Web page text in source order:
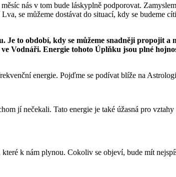
nás v tom bude láskyplně podporovat.
se můžeme dostávat do situací, kdy se budeme
to období, kdy se můžeme snadněji propojit a
Vodnáři. Energie tohoto Úplňku jsou plné
energie. Pojďme se podívat blíže na
jí nečekali. Tato energie je také úžasná pro
k nám plynou. Cokoliv se objeví, bude mít